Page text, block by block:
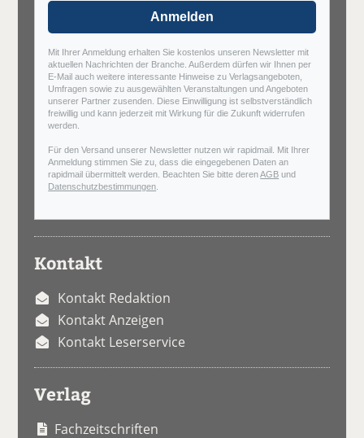
Anmelden
Mit Ihrer Anmeldung erhalten Sie kostenlos unseren Newsletter mit
aktuellen Nachrichten der Branche. Außerdem dürfen wir Ihnen per
E-Mail auch weitere interessante Hinweise zu Verlagsangeboten,
Umfragen sowie zu ausgewählten Veranstaltungen und Angeboten
unserer Partner zusenden. Diese Einwilligung ist selbstverständlich
freiwillig und kann jederzeit mit Wirkung für die Zukunft widerrufen
werden.
Für den Versand unserer Newsletter nutzen wir rapidmail. Mit Ihrer
Anmeldung stimmen Sie zu, dass die eingegebenen Daten an
rapidmail übermittelt werden. Beachten Sie bitte derenAGB und
Datenschutzbestimmungen
Kontakt
Kontakt Redaktion
Kontakt Anzeigen
Kontakt Leserservice
Verlag
Fachzeitschriften